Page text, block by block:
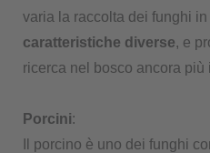
varia la raccolta dei funghi
caratteristiche diverse, e
ricerca nel bosco ancora più
Porcini:
Il porcino è uno dei funghi